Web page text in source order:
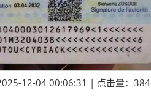
12-04 00:06:31 | 点击量：384